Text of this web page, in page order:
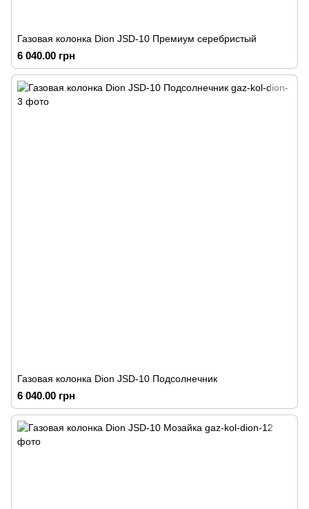
Газовая колонка Dion JSD-10 Премиум серебристый
6 040.00 грн
Газовая колонка Dion JSD-10 Подсолнечник
6 040.00 грн